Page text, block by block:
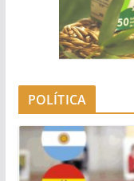
POLÍTICA